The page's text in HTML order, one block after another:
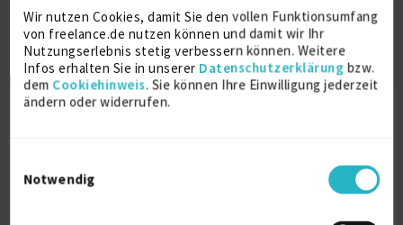
Wir nutzen Cookies, damit Sie den vollen Funktionsumfang
von freelance.de nutzen können und damit wir Ihr
Nutzungserlebnis stetig verbessern können. Weitere
Infos erhalten Sie in unserer Datenschutzerklärung bzw.
dem Cookiehinweis. Sie können Ihre Einwilligung jederzeit
ändern oder widerrufen.
Notwendig
Jetzt registrieren